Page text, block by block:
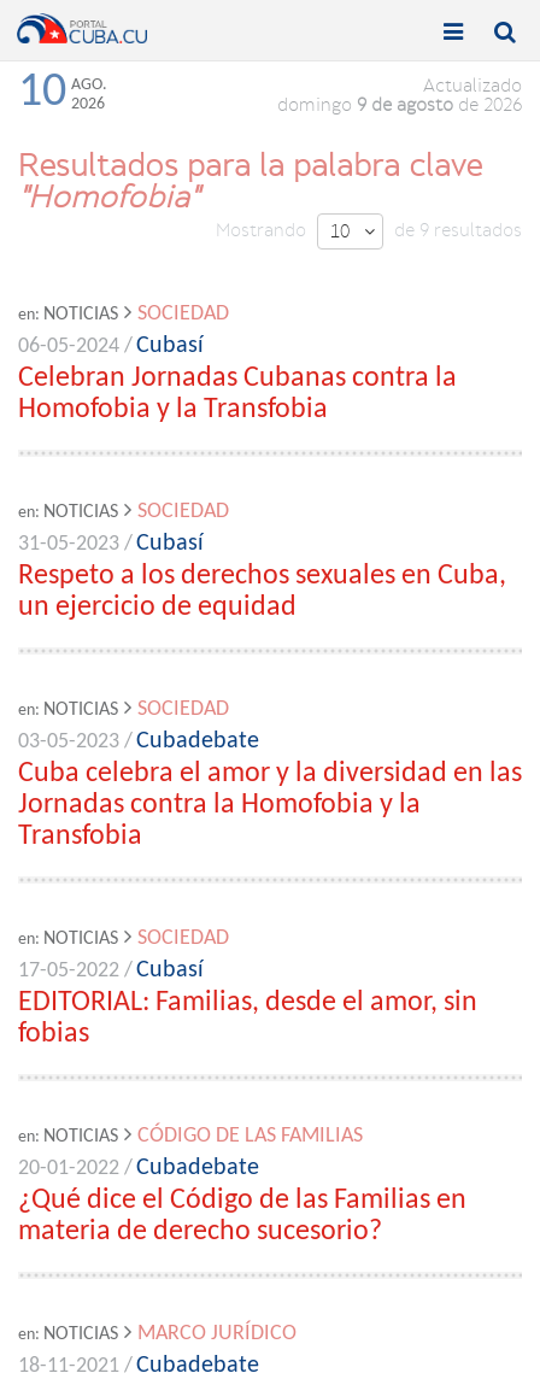
Toggle

Toggle

10 AGO.
2026
Actualizado
domingo 9 de agosto de 2026
Resultados para la palabra clave
"Homofobia"
Mostrando 10  de 9 resultados
en: NOTICIAS
SOCIEDAD
06-05-2024 /Cubasí
Celebran Jornadas Cubanas contra la
Homofobia y la Transfobia
en: NOTICIAS
SOCIEDAD
31-05-2023 /Cubasí
Respeto a los derechos sexuales en Cuba,
un ejercicio de equidad
en: NOTICIAS
SOCIEDAD
03-05-2023 /Cubadebate
Cuba celebra el amor y la diversidad en las
Jornadas contra la Homofobia y la
Transfobia
en: NOTICIAS
SOCIEDAD
17-05-2022 /Cubasí
EDITORIAL: Familias, desde el amor, sin
fobias
en: NOTICIAS
CÓDIGO DE LAS FAMILIAS
20-01-2022 /Cubadebate
¿Qué dice el Código de las Familias en
materia de derecho sucesorio?
en: NOTICIAS
MARCO JURÍDICO
18-11-2021 /Cubadebate